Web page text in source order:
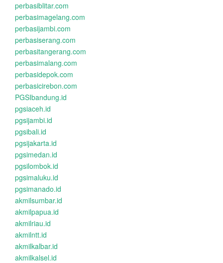
perbasiblitar.com
perbasimagelang.com
perbasijambi.com
perbasiserang.com
perbasitangerang.com
perbasimalang.com
perbasidepok.com
perbasicirebon.com
PGSIbandung.id
pgsiaceh.id
pgsijambi.id
pgsibali.id
pgsijakarta.id
pgsimedan.id
pgsilombok.id
pgsimaluku.id
pgsimanado.id
akmilsumbar.id
akmilpapua.id
akmilriau.id
akmilntt.id
akmilkalbar.id
akmilkalsel.id